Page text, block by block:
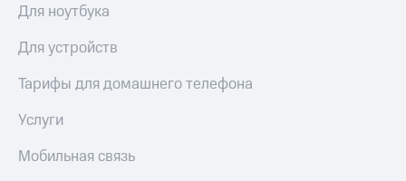
Для ноутбука
Для устройств
Тарифы для домашнего телефона
Услуги
Мобильная связь